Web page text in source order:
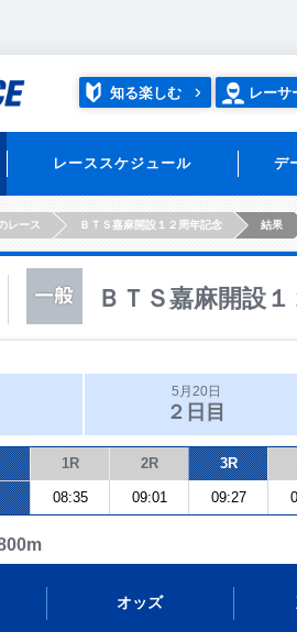
知る楽しむ レーサ
レーススケジュール デ
レース ＢＴＳ嘉麻開設１２周年記念 結果
ＢＴＳ嘉麻開設
5月20日
２日目
1R 2R 3R
08:35 09:01 09:27
オッズ